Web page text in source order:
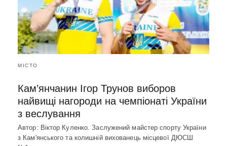
МІСТО
Кам’янчанин Ігор Трунов виборов
найвищі нагороди на чемпіонаті України
з веслування
Автор: Віктор Куленко. Заслужений майстер спорту України
з Кам'янського та колишній вихованець місцевої ДЮСШ